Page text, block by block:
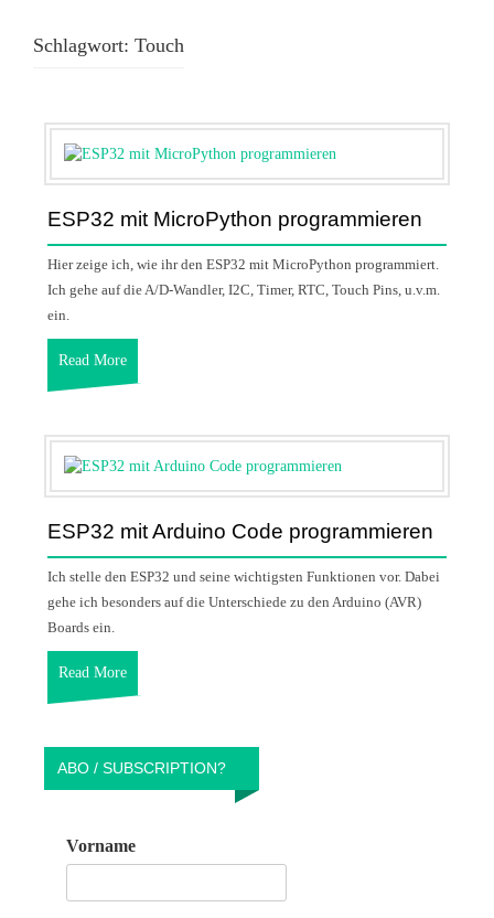
Schlagwort: Touch
ESP32 mit MicroPython programmieren
Hier zeige ich, wie ihr den ESP32 mit MicroPython programmiert.
Ich gehe auf die A/D-Wandler, I2C, Timer, RTC, Touch Pins, u.v.m.
ein.
Read More
ESP32 mit Arduino Code programmieren
Ich stelle den ESP32 und seine wichtigsten Funktionen vor. Dabei
gehe ich besonders auf die Unterschiede zu den Arduino (AVR)
Boards ein.
Read More
ABO / SUBSCRIPTION?
Vorname